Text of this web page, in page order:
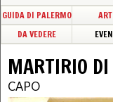
GUIDA DI PALERMO
DA VEDERE
MARTIRIO
CAPO